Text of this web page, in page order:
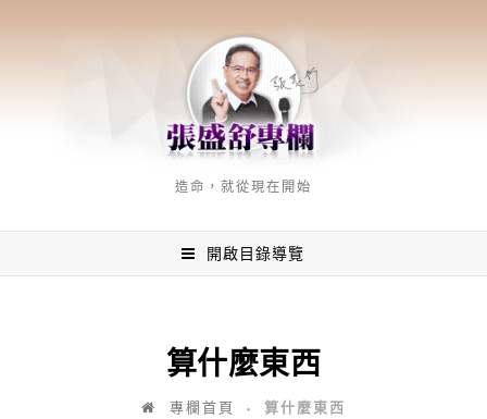
造命，就從現在開始
開啟目錄導覽
算什麼東西
專欄首頁 ♦ 算什麼東西